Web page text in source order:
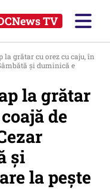
TV
la grătar cu orez cu caju, în
și duminică e
la grătar
de
și
la pește